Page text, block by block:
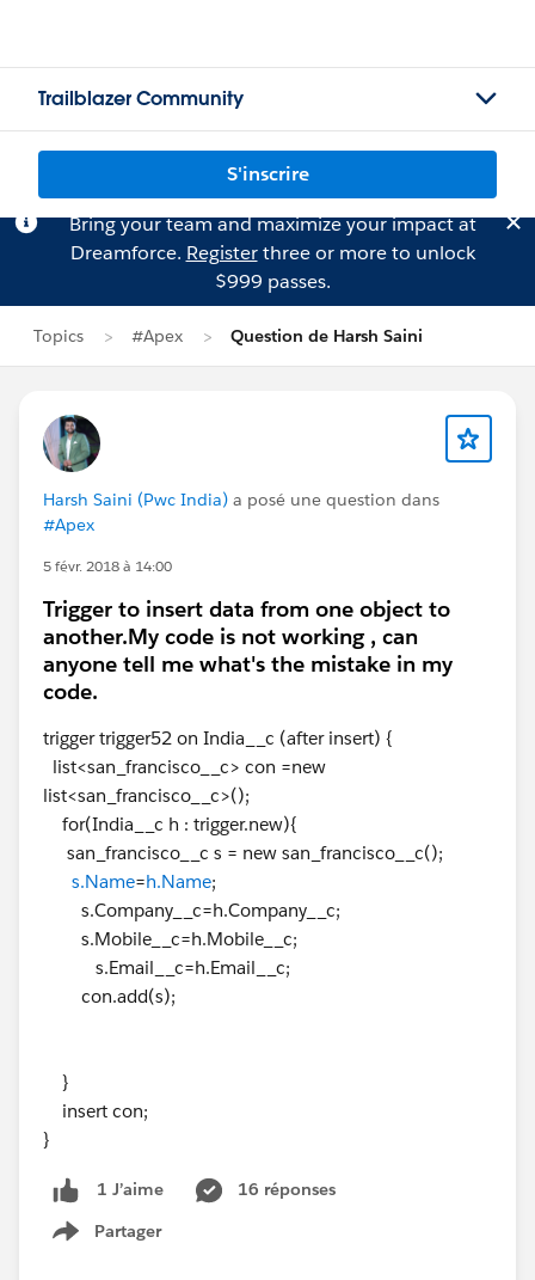
Trailblazer Community
S'inscrire
Bring your team and maximize your impact at
Dreamforce. Registerthree or more to unlock
$999 passes.
Topics #Apex Question de Harsh Saini
Harsh Saini (Pwc India) a posé une question dans
#Apex
5 févr. 2018 à 14:00
Trigger to insert data from one object to
another.My code is not working , can
anyone tell me what's the mistake in my
code.
trigger trigger52 on India__c (after insert) {
list<san_francisco__c> con =new
list<san_francisco__c>();
for(India__c h : trigger.new){
san_francisco__c s = new san_francisco__c();
s.Name=h.Name;
s.Company__c=h.Company__c;
s.Mobile__c=h.Mobile__c;
s.Email__c=h.Email__c;
con.add(s);
}
insert con;
}
1 J’aime
16 réponses
Partager
Show menu